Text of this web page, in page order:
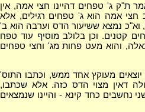
ת"ק ג' טפחים דהיינו חצי אמה, אין
חצי אמה הוא ג' טפחים רגילים, אלא
נמצא ששיעור הדס וערבה הוא ב'
קטנים. וכן בלולב מוסיף עוד טפח
והוא מעט פחות מג' וחצי טפחים
מעוקץ אחד ממש, וכתבו התוס'
דאין מצוי הדס כזה. אלא שכתבו,
נחשבים כחד קינא - והיינו שנמצאים